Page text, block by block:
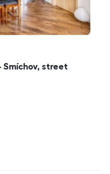
Smíchov, street